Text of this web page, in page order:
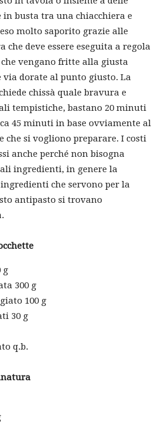
busta tra una chiacchiera e
molto saporito grazie alle
deve essere eseguita a regola
vengano fritte alla giusta
dorate al punto giusto. La
chissà quale bravura e
tempistiche, bastano 20 minuti
45 minuti in base ovviamente al
che si vogliono preparare. I costi
anche perché non bisogna
ingredienti, in genere la
che servono per la
antipasto si trovano
g
300 g
100 g
30 g
q.b.